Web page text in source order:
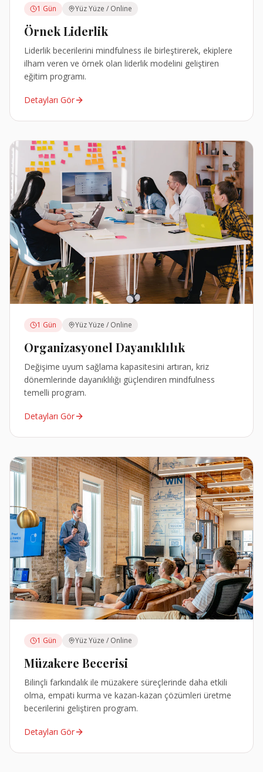
1 Gün Yüz Yüze / Online
Örnek Liderlik
Liderlik becerilerini mindfulness ile birleştirerek, ekiplere
ilham veren ve örnek olan liderlik modelini geliştiren
eğitim programı.
Detayları Gör
1 Gün Yüz Yüze / Online
Organizasyonel Dayanıklılık
Değişime uyum sağlama kapasitesini artıran, kriz
dönemlerinde dayanıklılığı güçlendiren mindfulness
temelli program.
Detayları Gör
1 Gün Yüz Yüze / Online
Müzakere Becerisi
Bilinçli farkındalık ile müzakere süreçlerinde daha etkili
olma, empati kurma ve kazan-kazan çözümleri üretme
becerilerini geliştiren program.
Detayları Gör